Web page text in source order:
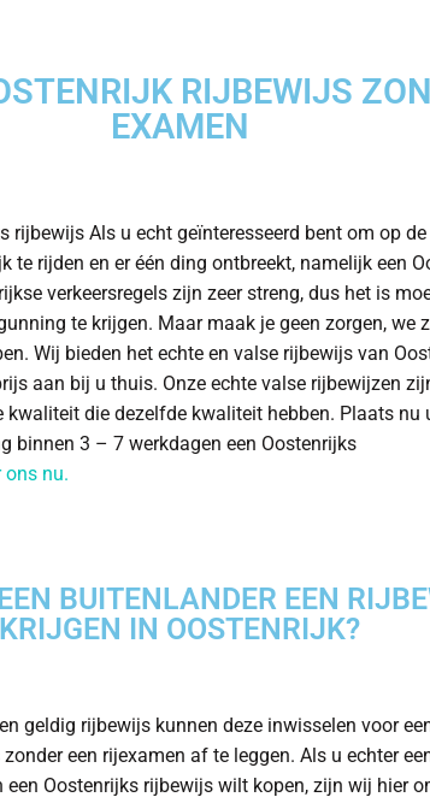
RIJBEWIJS
EXAMEN
rijbewijs Als u echt geïnteresseerd bent om op
te rijden en er één ding ontbreekt, namelijk een
verkeersregels zijn zeer streng, dus het is
te krijgen. Maar maak je geen zorgen, we
Wij bieden het echte en valse rijbewijs van
aan bij u thuis. Onze echte valse rijbewijzen
kwaliteit die dezelfde kwaliteit hebben. Plaats nu
binnen 3 – 7 werkdagen een Oostenrijks
ons nu.
BUITENLANDER EEN
KRIJGEN IN OOSTENRIJK?
geldig rijbewijs kunnen deze inwisselen voor
een rijexamen af te leggen. Als u echter
een Oostenrijks rijbewijs wilt kopen, zijn wij hier